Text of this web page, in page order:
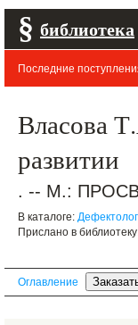
§ библиотека
Последние
Власова
развитии
. -- М.:
В каталоге:
Прислано в
Оглавление